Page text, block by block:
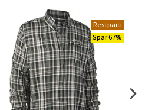
Restparti
Spar 67%